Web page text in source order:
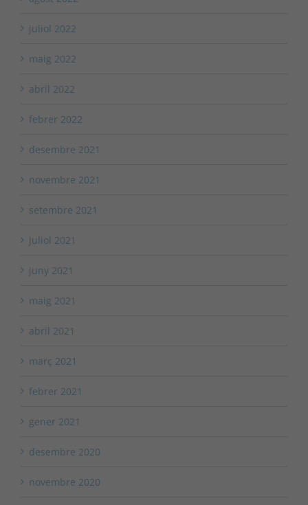
juliol 2022
maig 2022
abril 2022
febrer 2022
desembre 2021
novembre 2021
setembre 2021
juliol 2021
juny 2021
maig 2021
abril 2021
març 2021
febrer 2021
gener 2021
desembre 2020
novembre 2020